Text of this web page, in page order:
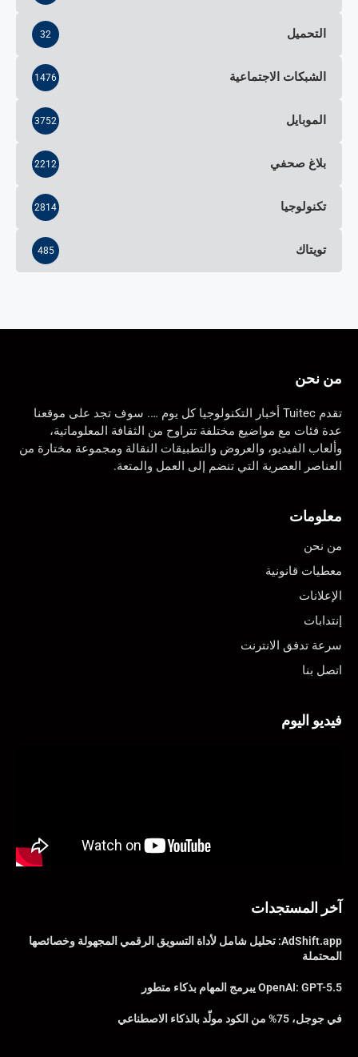
التحميل 32
الشبكات الاجتماعية 1476
الموبايل 3752
بلاغ صحفي 2212
تكنولوجيا 2814
تويتاك 485
من نحن
تقدم Tuitec أخبار التكنولوجيا كل يوم …. سوف تجد على موقعنا
عدة فئات مع مواضيع مختلفة تتراوح من الثقافة المعلوماتية،
وألعاب الفيديو، والعروض والتطبيقات النقالة ومجموعة مختارة من
العناصر العصرية التي تنضم إلى العمل والمتعة.
معلومات
من نحن
معطيات قانونية
الإعلانات
إنتدابات
سرعة تدفق الانترنت
اتصل بنا
فيديو اليوم
آخر المستجدات
AdShift.app: تحليل شامل لأداة التسويق الرقمي المجهولة وخصائصها
المحتملة
OpenAI: GPT-5.5 يبرمج المهام بذكاء متطور
في جوجل، 75% من الكود مولّد بالذكاء الاصطناعي